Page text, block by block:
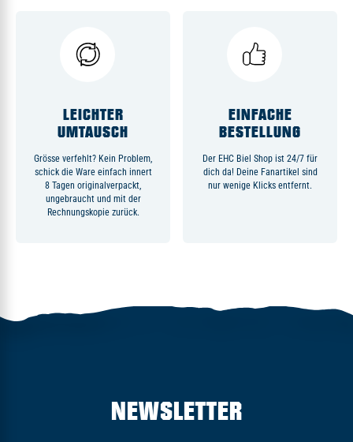
LEICHTER
UMTAUSCH
Grösse verfehlt? Kein Problem,
schick die Ware einfach innert
8 Tagen originalverpackt,
ungebraucht und mit der
Rechnungskopie zurück.
EINFACHE
BESTELLUNG
Der EHC Biel Shop ist 24/7 für
dich da! Deine Fanartikel sind
nur wenige Klicks entfernt.
NEWSLETTER